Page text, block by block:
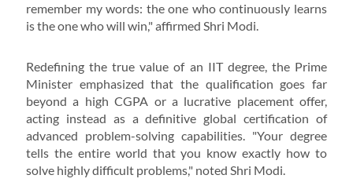
remember my words: the one who continuously learns
is the one who will win," affirmed Shri Modi.
Redefining the true value of an IIT degree, the Prime
Minister emphasized that the qualification goes far
beyond a high CGPA or a lucrative placement offer,
acting instead as a definitive global certification of
advanced problem-solving capabilities. "Your degree
tells the entire world that you know exactly how to
solve highly difficult problems," noted Shri Modi.